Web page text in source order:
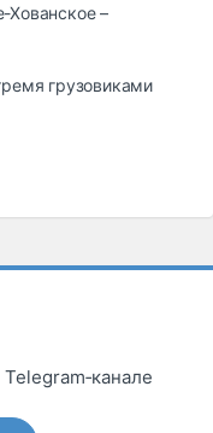
Хованское –
грузовиками